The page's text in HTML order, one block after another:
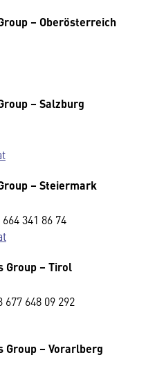
– Oberösterreich
– Salzburg
– Steiermark
341 86 74
Group – Tirol
677 648 09 292
Group – Vorarlberg